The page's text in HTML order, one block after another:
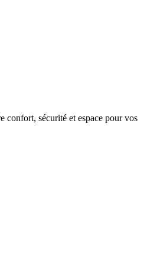
confort, sécurité et espace pour vos